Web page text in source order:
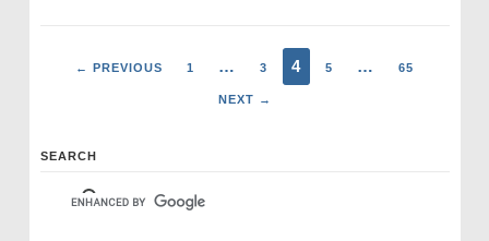
← PREVIOUS 1 … 3 4 5 … 65
NEXT →
SEARCH